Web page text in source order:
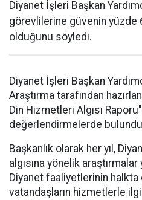
Diyanet İşleri Başkan
görevlilerine güvenin yüzde
olduğunu söyledi.
Diyanet İşleri Başkan
Araştırma tarafından
Din Hizmetleri Algısı
değerlendirmelerde
Başkanlık olarak her yıl,
algısına yönelik araştırmalar
Diyanet faaliyetlerinin halkta
vatandaşların hizmetlerle